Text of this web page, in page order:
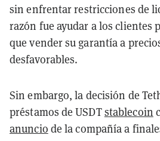
sin enfrentar restricciones de
razón fue ayudar a los clientes
que vender su garantía a
desfavorables.
Sin embargo, la decisión de
préstamos de USDTstablecoin
anuncio de la compañía a